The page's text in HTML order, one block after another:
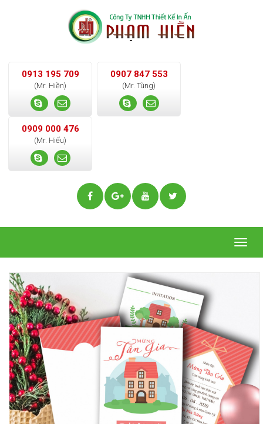
0913 195 709
(Mr. Hiền)
0907 847 553
(Mr. Tùng)
0909 000 476
(Mr. Hiếu)